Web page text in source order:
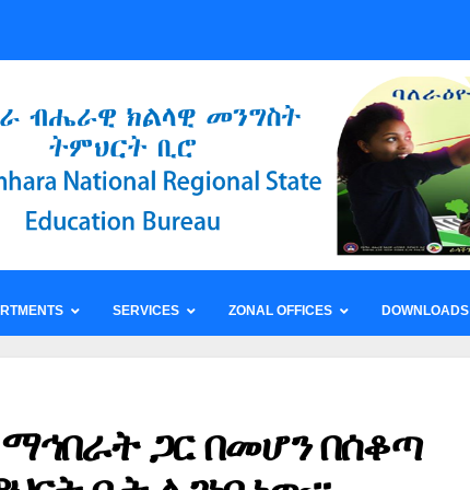
SERVICES ZONAL OFFICES DOWNLOADS
ጋር በመሆን በሰቆጣ